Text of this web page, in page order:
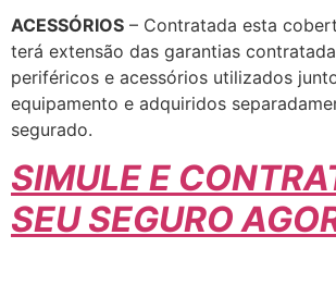
ACESSÓRIOS – Contratada esta
terá extensão das garantias
periféricos e acessórios utilizados
equipamento e adquiridos
segurado.
SIMULE E
SEU SEGURO